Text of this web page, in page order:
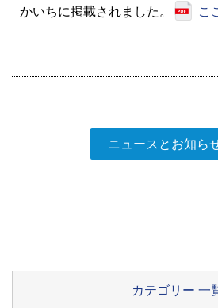
かいちに掲載されました。
こ
ニュースとお知ら
カテゴリー 一